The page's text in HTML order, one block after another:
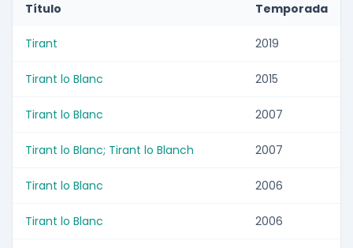
Título Temporada
Tirant 2019
Tirant lo Blanc 2015
Tirant lo Blanc 2007
Tirant lo Blanc; Tirant lo Blanch 2007
Tirant lo Blanc 2006
Tirant lo Blanc 2006